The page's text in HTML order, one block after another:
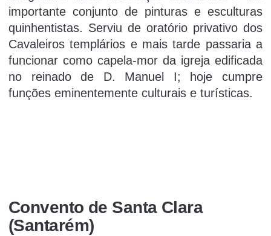
importante conjunto de pinturas e esculturas
quinhentistas. Serviu de oratório privativo dos
Cavaleiros templários e mais tarde passaria a
funcionar como capela-mor da igreja edificada
no reinado de D. Manuel I; hoje cumpre
funções eminentemente culturais e turí­sticas.
Convento de Santa Clara
(Santarém)